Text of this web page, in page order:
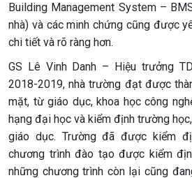
Building Management System –
nhà) và các minh chứng cũng được
chi tiết và rõ ràng hơn.
GS Lê Vinh Danh – Hiệu trưởng
2018-2019, nhà trường đạt được
mặt, từ giáo dục, khoa học công
hạng đại học và kiểm định trường
giáo dục. Trường đã được kiểm
chương trình đào tạo được kiểm
những chương trình còn lại cũng